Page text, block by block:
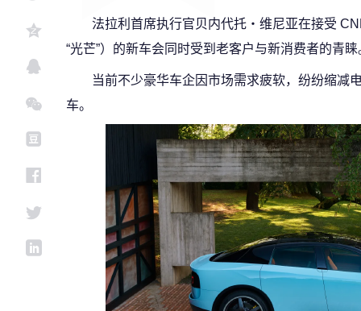
法拉利首席执行官贝内代托・维尼亚在接受
“光芒”）的新车会同时受到老客户与新消费者的青睐
当前不少豪华车企因市场需求疲软，纷纷缩减
车。